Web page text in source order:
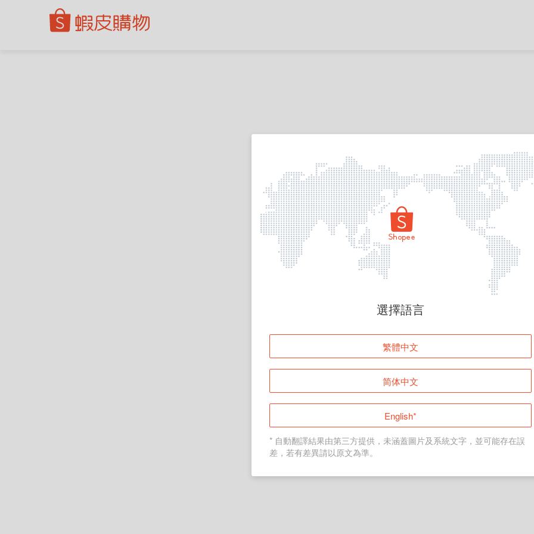
頁面無法顯示
登入
返回首頁
選擇語言
繁體中文
简体中文
English*
* 自動翻譯結果由第三方提供，未涵蓋圖片及系統文字，並可能存在誤
差，若有差異請以原文為準。